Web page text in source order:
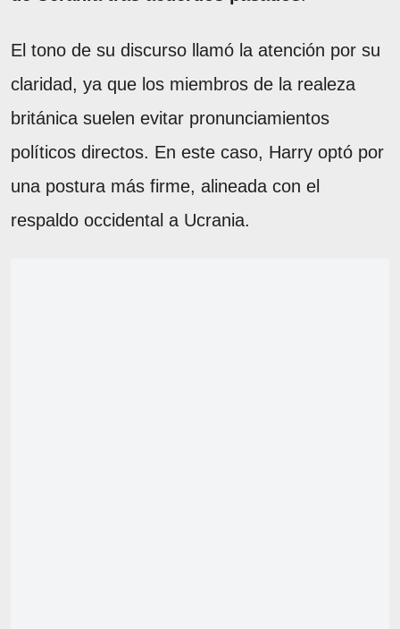
El tono de su discurso llamó la atención por su
claridad, ya que los miembros de la realeza
británica suelen evitar pronunciamientos
políticos directos. En este caso, Harry optó por
una postura más firme, alineada con el
respaldo occidental a Ucrania.